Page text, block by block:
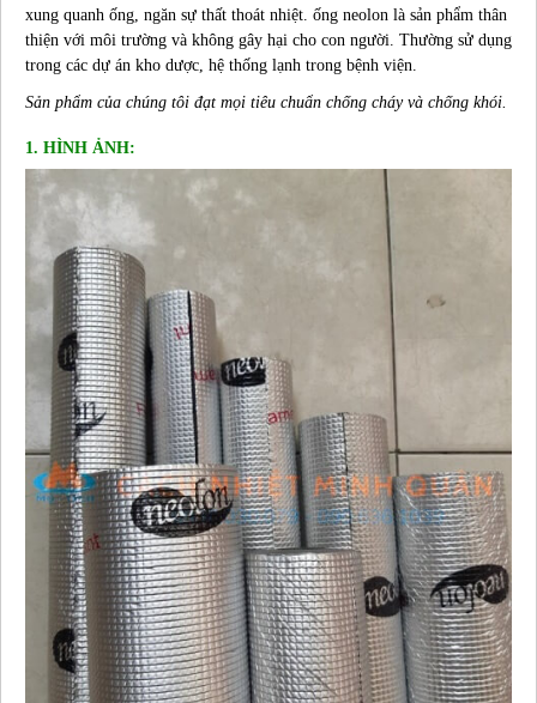
xung quanh ống, ngăn sự thất thoát nhiệt. ống neolon là sản phẩm thân
thiện với môi trường và không gây hại cho con người. Thường sử dụng
trong các dự án kho dược, hệ thống lạnh trong bệnh viện.
Sản phẩm của chúng tôi đạt mọi tiêu chuẩn chống cháy và chống khói.
1. HÌNH ẢNH: